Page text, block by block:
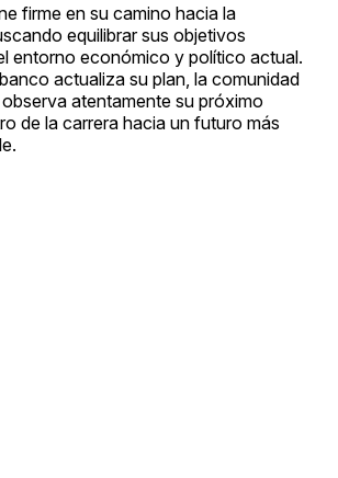
firme en su camino hacia la
equilibrar sus objetivos
entorno económico y político actual.
actualiza su plan, la comunidad
atentamente su próximo
de la carrera hacia un futuro más